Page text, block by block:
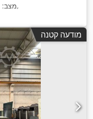
מצב:,
מודעה קטנה